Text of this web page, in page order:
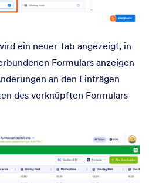
ein neuer Tab angezeigt, in
Formulars anzeigen
an den Einträgen
des verknüpften Formulars